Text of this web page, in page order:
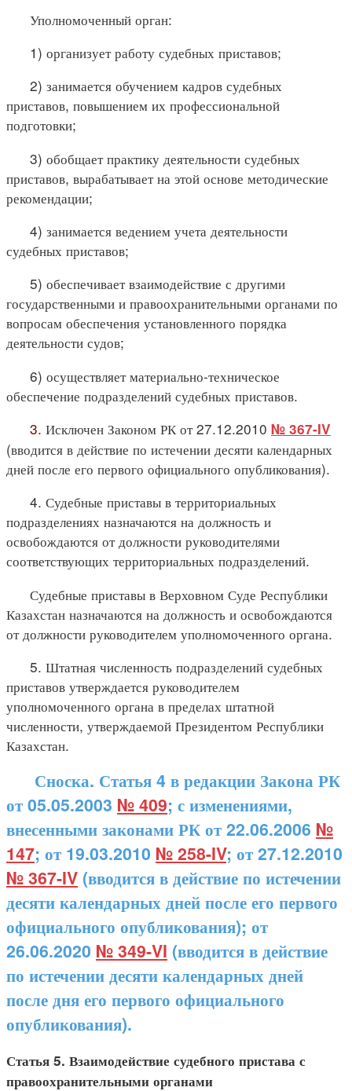
Уполномоченный орган:
1) организует работу судебных приставов;
2) занимается обучением кадров судебных
приставов, повышением их профессиональной
подготовки;
3) обобщает практику деятельности судебных
приставов, вырабатывает на этой основе методические
рекомендации;
4) занимается ведением учета деятельности
судебных приставов;
5) обеспечивает взаимодействие с другими
государственными и правоохранительными органами по
вопросам обеспечения установленного порядка
деятельности судов;
6) осуществляет материально-техническое
обеспечение подразделений судебных приставов.
3. Исключен Законом РК от 27.12.2010 № 367-IV
(вводится в действие по истечении десяти календарных
дней после его первого официального опубликования).
4. Судебные приставы в территориальных
подразделениях назначаются на должность и
освобождаются от должности руководителями
соответствующих территориальных подразделений.
Судебные приставы в Верховном Суде Республики
Казахстан назначаются на должность и освобождаются
от должности руководителем уполномоченного органа.
5. Штатная численность подразделений судебных
приставов утверждается руководителем
уполномоченного органа в пределах штатной
численности, утверждаемой Президентом Республики
Казахстан.
Сноска. Статья 4 в редакции Закона РК
от 05.05.2003 № 409; с изменениями,
внесенными законами РК от 22.06.2006 №
147; от 19.03.2010 № 258-IV; от 27.12.2010
№ 367-IV (вводится в действие по истечении
десяти календарных дней после его первого
официального опубликования); от
26.06.2020 № 349-VI (вводится в действие
по истечении десяти календарных дней
после дня его первого официального
опубликования).
Статья 5. Взаимодействие судебного пристава с
правоохранительными органами